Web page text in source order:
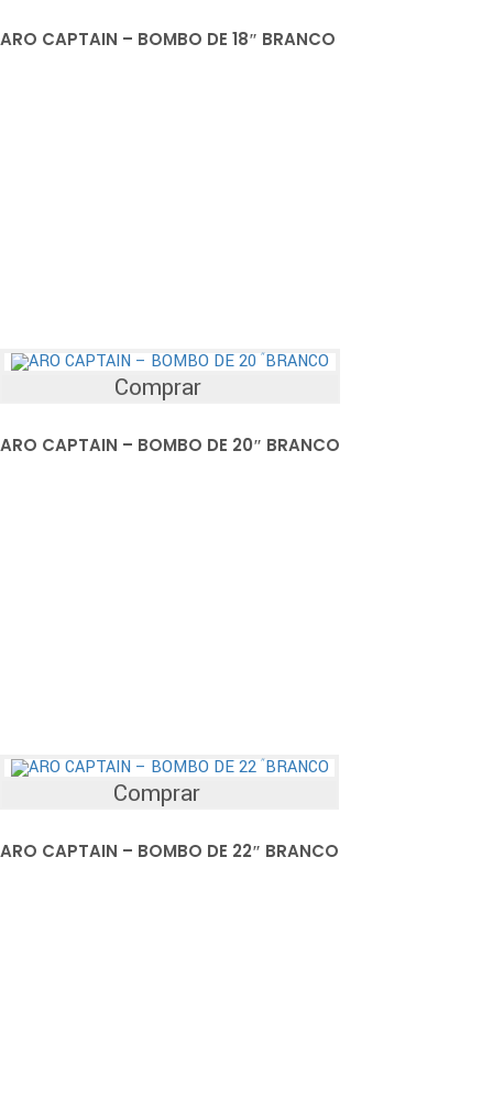
ARO CAPTAIN – BOMBO DE 18″ BRANCO
Comprar
ARO CAPTAIN – BOMBO DE 20″ BRANCO
Comprar
ARO CAPTAIN – BOMBO DE 22″ BRANCO